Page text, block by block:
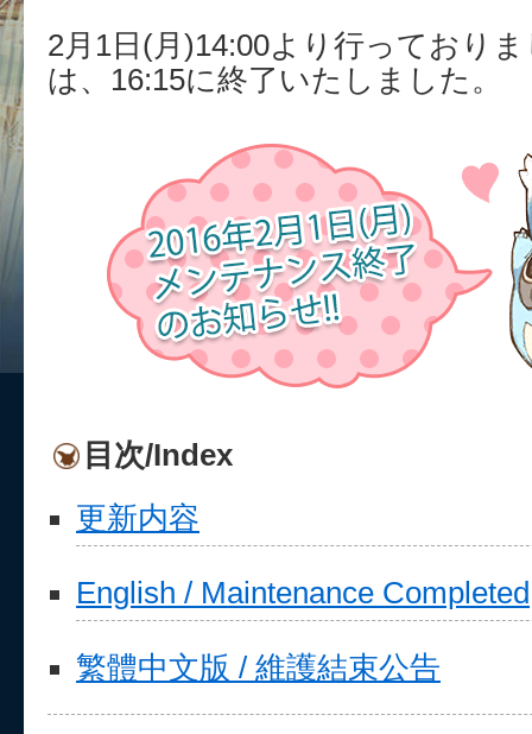
2月1日(月)14:00より行っており
は、16:15に終了いたしました。
目次/Index
更新内容
English / Maintenance Completed
繁體中文版 / 維護結束公告